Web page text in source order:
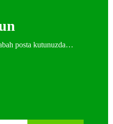
posta kutunuzda…